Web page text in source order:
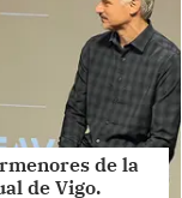
de la
de Vigo.